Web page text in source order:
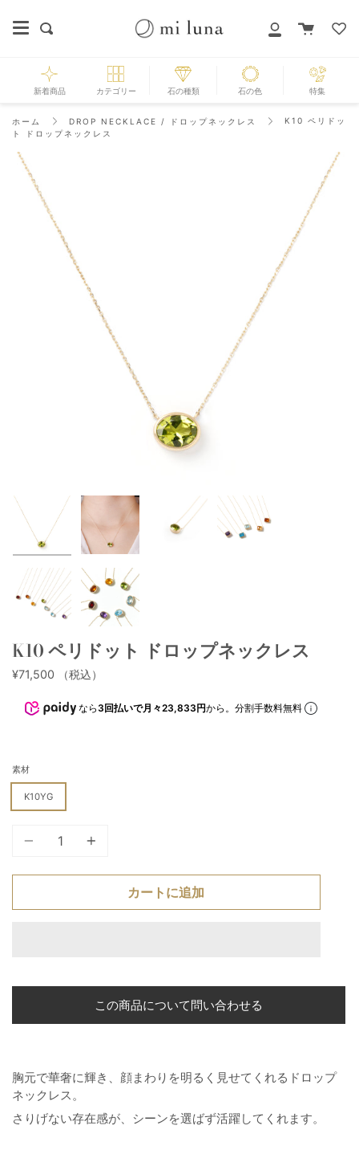
content探
マ
カ
新着商品 カテゴリー 石の種類 石の色 特集
ホーム DROP NECKLACE / ドロップネックレス
K10 ペリドッ
ト ドロップネックレス
K10 ペリドット ドロップネックレス
¥71,500 （税込）
なら 3回払いで月々23,833円から。分割手数料無料
素材
K10YG
カートに追加
この商品について問い合わせる
胸元で華奢に輝き、顔まわりを明るく見せてくれるドロップ
ネックレス。
さりげない存在感が、シーンを選ばず活躍してくれます。